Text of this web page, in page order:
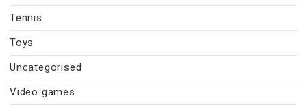
Tennis
Toys
Uncategorised
Video games